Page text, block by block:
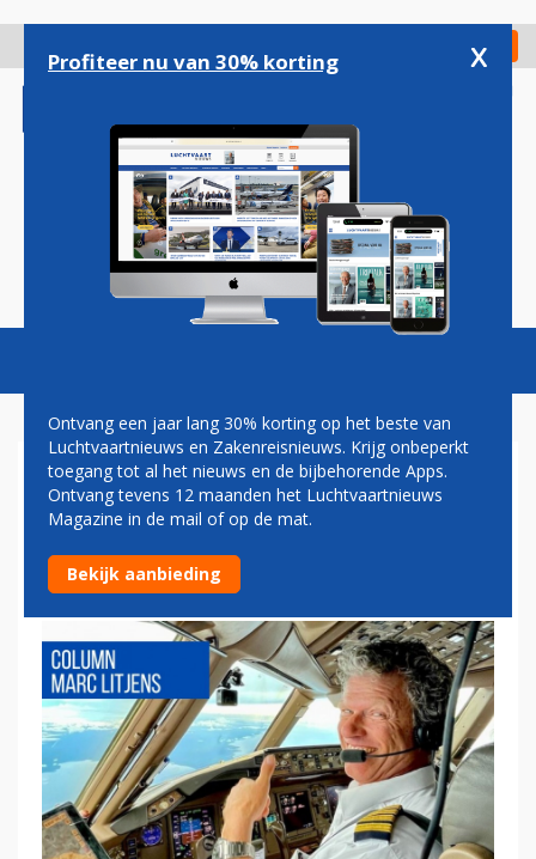
gaan
Check in
Magazine Podcasts Vacatures
TRUMP, ONZE ECONOMISCHE
ONZEKERHEID EN DE
LUCHTVAART
Profiteer nu van 30% korting x
Ontvang een jaar lang 30% korting op het beste van
Luchtvaartnieuws en Zakenreisnieuws. Krijg onbeperkt
toegang tot al het nieuws en de bijbehorende Apps.
Ontvang tevens 12 maanden het Luchtvaartnieuws
Magazine in de mail of op de mat.
Bekijk aanbieding